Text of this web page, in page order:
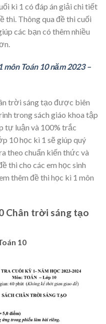
kì 1 có đáp án giải chi tiết
thi. Thông qua đề thi cuối
các bạn có thêm nhiều
môn Toán 10 năm 2023 –
trời sáng tạo được biên
trong sách giáo khoa tập
tự luận và 100% trắc
10 học kì 1 sẽ giúp quý
theo chuẩn kiến thức và
thi cho các em học sinh
thêm đề thi học kì 1 môn
Chân trời sáng tạo
10